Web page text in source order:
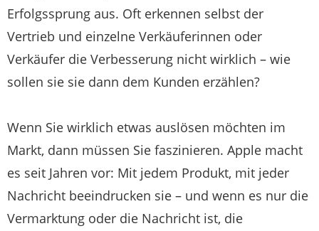
Erfolgssprung aus. Oft erkennen selbst der
Vertrieb und einzelne Verkäuferinnen oder
Verkäufer die Verbesserung nicht wirklich – wie
sollen sie sie dann dem Kunden erzählen?
Wenn Sie wirklich etwas auslösen möchten im
Markt, dann müssen Sie faszinieren. Apple macht
es seit Jahren vor: Mit jedem Produkt, mit jeder
Nachricht beeindrucken sie – und wenn es nur die
Vermarktung oder die Nachricht ist, die